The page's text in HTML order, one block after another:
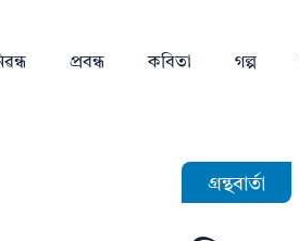
প্ৰবন্ধ কবিতা গল্প
গ্ৰন্থবাৰ্তা